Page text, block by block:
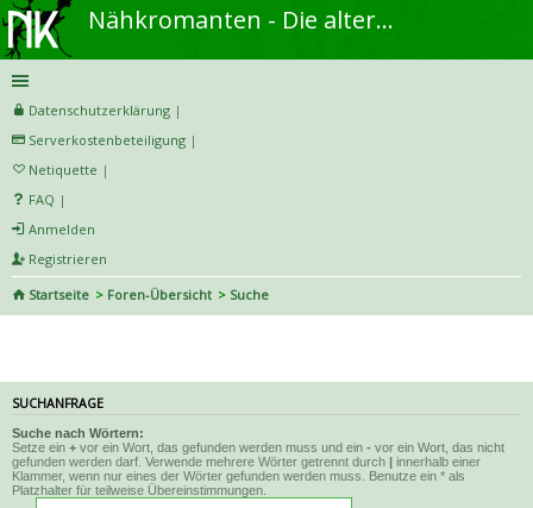
Nähkromanten - Die alternative Näh- und DIY-Community
Datenschutzerklärung |
Serverkostenbeteiligung |
Netiquette |
FAQ |
Anmelden
Registrieren
Startseite
Foren-Übersicht Suche
SUCHANFRAGE
Suche nach Wörtern:
Setze ein + vor ein Wort, das gefunden werden muss und ein - vor ein Wort, das nicht
gefunden werden darf. Verwende mehrere Wörter getrennt durch | innerhalb einer
Klammer, wenn nur eines der Wörter gefunden werden muss. Benutze ein * als
Platzhalter für teilweise Übereinstimmungen.